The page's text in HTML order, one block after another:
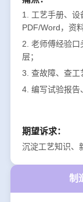
1. 工艺手册、设
PDF/Word，资
2. 老师傅经验
层；
3. 查故障、查工
4. 编写试验报告
期望诉求：
沉淀工艺知识、
制